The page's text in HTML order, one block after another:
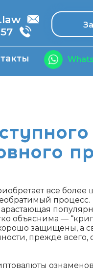
все более
процесс.
объяснима —
защищены, а
прежде всего,